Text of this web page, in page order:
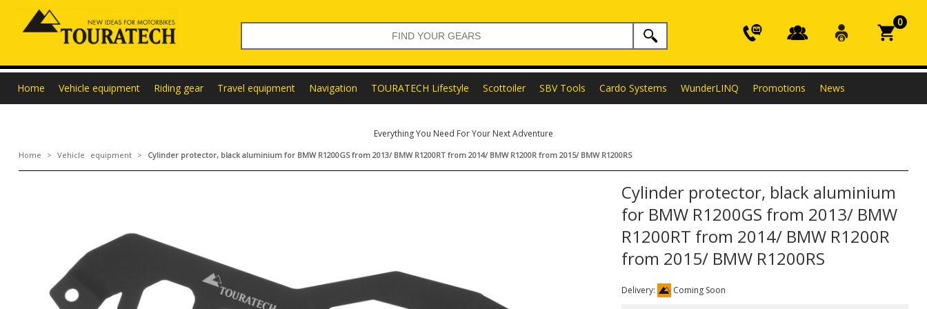
0
Home Vehicle equipment Riding gear Travel equipment Navigation TOURATECH Lifestyle Scottoiler SBV Tools Cardo Systems WunderLINQ Promotions News
Everything You Need For Your Next Adventure
Home > Vehicle equipment> Cylinder protector, black aluminium for BMW R1200GS from 2013/ BMW R1200RT from 2014/ BMW R1200R from 2015/ BMW R1200RS
Cylinder protector, black aluminium
for BMW R1200GS from 2013/ BMW
R1200RT from 2014/ BMW R1200R
from 2015/ BMW R1200RS
Delivery: Coming Soon